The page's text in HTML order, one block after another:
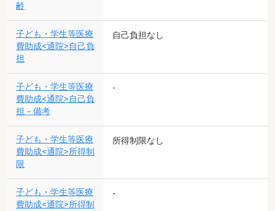
齢
子ども・学生等医療
費助成<通院>自己負
担
自己負担なし
子ども・学生等医療
費助成<通院>自己負
担－備考
-
子ども・学生等医療
費助成<通院>所得制
限
所得制限なし
子ども・学生等医療
費助成<通院>所得制
-